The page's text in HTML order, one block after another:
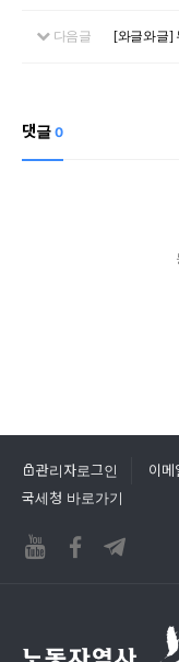
다음글 [와글와글]
댓글 0
관리자로그인 이메
국세청 바로가기